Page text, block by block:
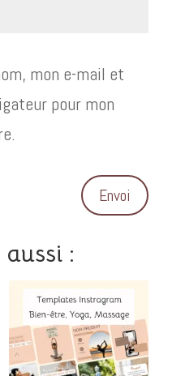
mon e-mail et
pour mon
Envoi
: